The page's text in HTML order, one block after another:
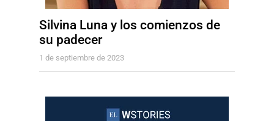
Silvina Luna y los comienzos de
su padecer
1 de septiembre de 2023